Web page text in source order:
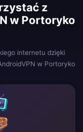
z
w Portoryko
internetu dzięki
w Portoryko